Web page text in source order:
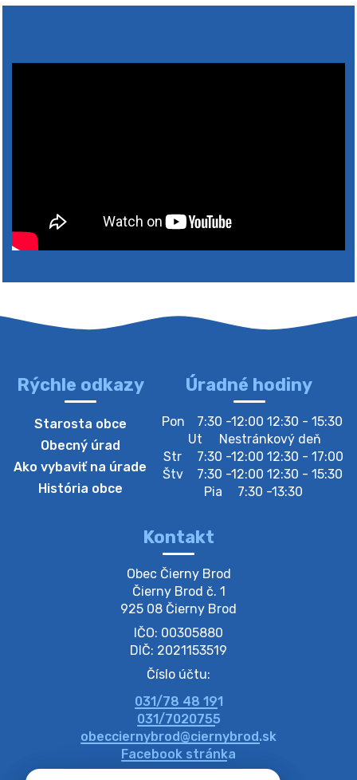
4. augusta 2026 10:05
Zberný dvor-Gyűjtőudvar
Oznamujeme obyvateľom, že v stredu 05. augusta
bude zberný dvor zatvorený. Értesítjük a lakosokat,
hogy szerdán augusztus 05-én a gyűjtőudvar zárva
lesz https://ciernybrod.sk?p=214…
Zber separovaného odpadu plastu-
Szeparált műanya…
Oznamujeme obyvateľom, že v stredu 05. augusta
prebehne zber separovaného odpadu plastu. Prosíme
obyvateľov, aby vrecia s odpadom vyložili pred dom už
večer vopred, nakoľko firma F…
4. augusta 2026 09:51
Oznámenie o plánovanom prerušení dodávky
elektri…
Oznamujeme Vám, že v určitých dňoch bude v
niektorých častiach našej obce plánované prerušenie
Rýchle odkazy
Starosta obce
Obecný úrad
Ako vybaviť na úrade
História obce
Úradné hodiny
Pon
7:30 -12:00 12:30 - 15:30
Ut
Nestránkový deň
Str
7:30 -12:00 12:30 - 17:00
Štv
7:30 -12:00 12:30 - 15:30
Pia
7:30 -13:30
Kontakt
Obec Čierny Brod
Čierny Brod č. 1
925 08 Čierny Brod
IČO: 00305880
DIČ: 2021153519
Číslo účtu:
031/78 48 191
031/7020755
obecciernybrod@ciernybrod.sk
Facebook stránka